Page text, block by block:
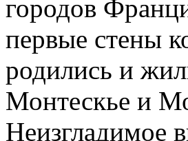
городов
первые стены
родились и
Монтескье и
Неизгладимое